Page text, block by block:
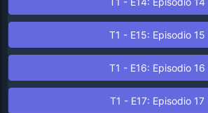
T1 - E15: Episodio 15
T1 - E16: Episodio 16
T1 - E17: Episodio 17